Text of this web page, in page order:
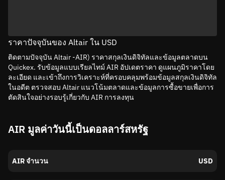
ราคาปัจจุบันของ Altair ใน USD
ติดตามปัจจุบัน Altair -AIR) ราคาสกุลเงินดิจิทัลและข้อมูลตลาดบน
Quickex. รับข้อมูลแบบเรียลไทม์ AIR อัปเดตราคา ดูแผนภูมิราคาโดย
ละเอียด และเข้าถึงการวิเคราะห์ที่ครอบคลุมพร้อมข้อมูลสกุลเงินดิจิทัล
ในอดีต ตรวจสอบ Altair แนวโน้มตลาดและข้อมูลการซื้อขายเพื่อการ
ตัดสินใจอย่างรอบรู้เกี่ยวกับ AIR การลงทุน
AIR มูลค่าวันนี้เป็นดอลลาร์สหรัฐ
AIR จำนวน USD